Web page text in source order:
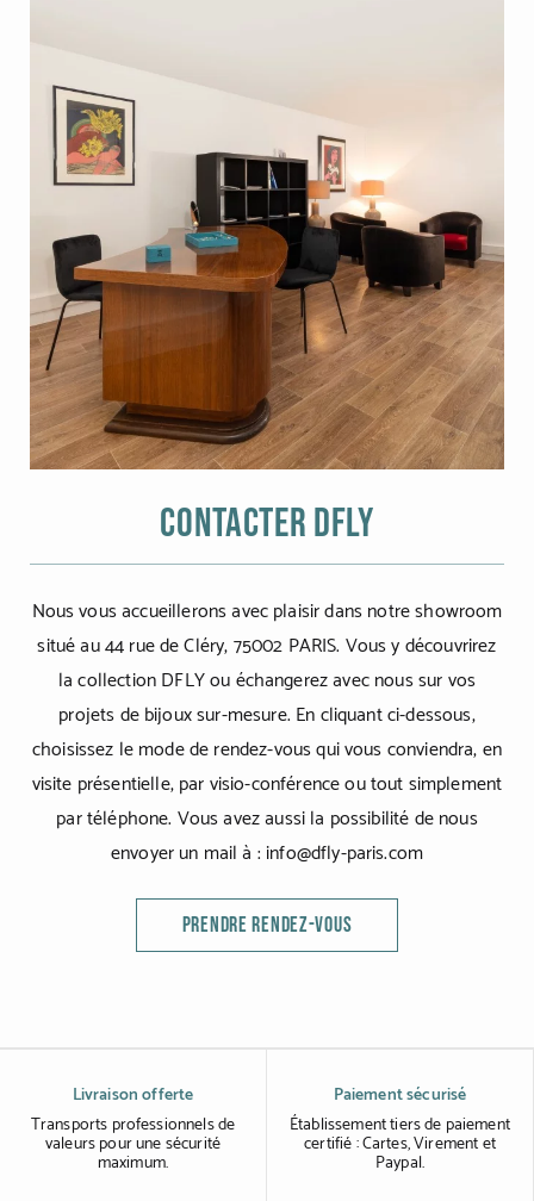
Contacter Dfly
Nous vous accueillerons avec plaisir dans notre showroom
situé au 44 rue de Cléry, 75002 PARIS. Vous y découvrirez
la collection DFLY ou échangerez avec nous sur vos
projets de bijoux sur-mesure. En cliquant ci-dessous,
choisissez le mode de rendez-vous qui vous conviendra, en
visite présentielle, par visio-conférence ou tout simplement
par téléphone. Vous avez aussi la possibilité de nous
envoyer un mail à : info@dfly-paris.com
PRENDRE RENDEZ-VOUS
Livraison offerte
Transports professionnels de
valeurs pour une sécurité
maximum.
Paiement sécurisé
Établissement tiers de paiement
certifié : Cartes, Virement et
Paypal.